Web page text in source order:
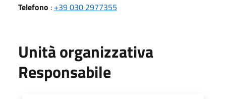
Telefono : +39 030 2977355
Unità organizzativa
Responsabile